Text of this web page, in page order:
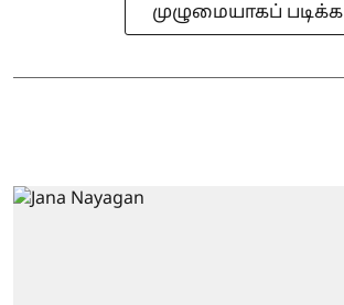
முழுமையாகப் படிக்க